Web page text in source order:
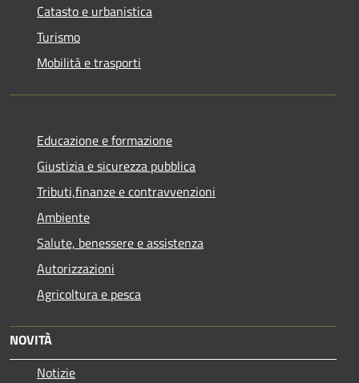
Catasto e urbanistica
Turismo
Mobilità e trasporti
Educazione e formazione
Giustizia e sicurezza pubblica
Tributi,finanze e contravvenzioni
Ambiente
Salute, benessere e assistenza
Autorizzazioni
Agricoltura e pesca
NOVITÀ
Notizie